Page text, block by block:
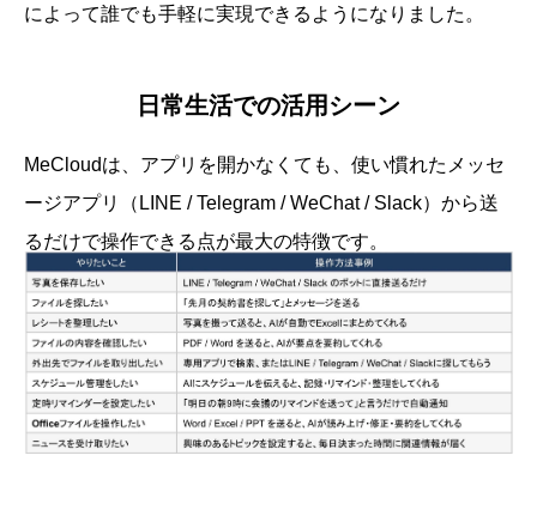
によって誰でも手軽に実現できるようになりました。
日常生活での活用シーン
MeCloudは、アプリを開かなくても、使い慣れたメッセ
ージアプリ（LINE / Telegram / WeChat / Slack）から送
るだけで操作できる点が最大の特徴です。